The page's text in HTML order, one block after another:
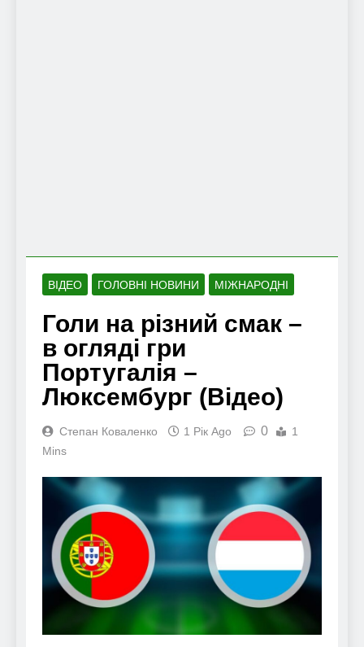
ВІДЕО ГОЛОВНІ НОВИНИ МІЖНАРОДНІ
Голи на різний смак –
в огляді гри
Португалія –
Люксембург (Відео)
Степан Коваленко 1 Рік Ago 0
1
Mins